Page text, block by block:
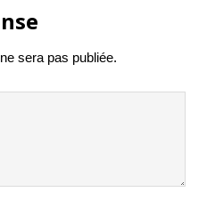
sera pas publiée.